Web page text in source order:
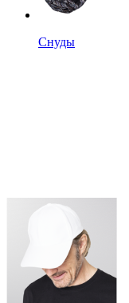
Снуды